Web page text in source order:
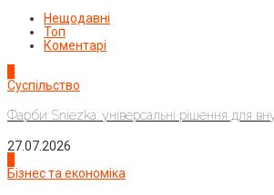
Нещодавні
Топ
Коментарі
Суспільство
Фарби Sniezka: універсальні рішення для
27.07.2026
Бізнес та економіка